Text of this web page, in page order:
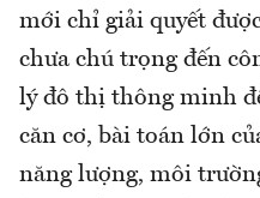
mới chỉ giải quyết
chưa chú trọng đến
lý đô thị thông minh
căn cơ, bài toán lớn
năng lượng, môi